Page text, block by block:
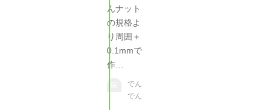
んナット
の規格よ
り周囲＋
0.1mmで
作…
でん
でん